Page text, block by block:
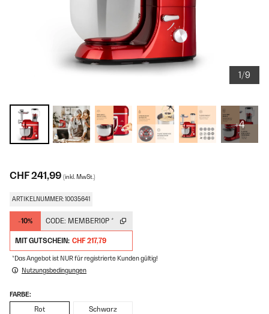
1/9
+4
CHF 241,99 (inkl. MwSt.)
ARTIKELNUMMER: 10035641
-10% CODE: MEMBER10P *
MIT GUTSCHEIN: CHF 217,79
*Das Angebot ist NUR für registrierte Kunden gültig!
Nutzungsbedingungen
FARBE:
Rot Schwarz